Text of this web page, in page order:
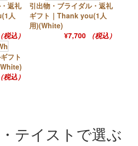
返礼
人
（税込）
引出物・ブライダル・返礼
ギフト｜Thank you(1人
用)(White)
¥7,700
（税込）
フト
（税込）
テイストで選ぶ